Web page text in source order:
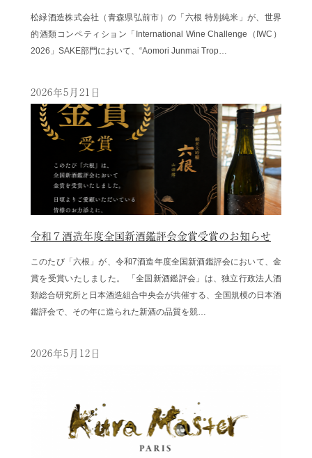
松緑酒造株式会社（青森県弘前市）の「六根 特別純米」が、世界
的酒類コンペティション「International Wine Challenge（IWC）
2026」SAKE部門において、“Aomori Junmai Trop…
2026年5月21日
令和７酒造年度全国新酒鑑評会金賞受賞のお知らせ
このたび「六根」が、令和7酒造年度全国新酒鑑評会において、金
賞を受賞いたしました。 「全国新酒鑑評会」は、独立行政法人酒
類総合研究所と日本酒造組合中央会が共催する、全国規模の日本酒
鑑評会で、その年に造られた新酒の品質を競…
2026年5月12日